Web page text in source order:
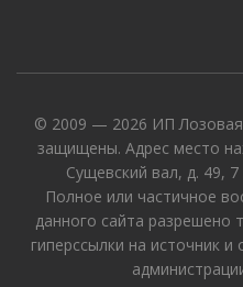
© 2009 — 2026 ИП Лозовая
защищены. Адрес место
Сущевский вал, д. 49,
Полное или частичное
данного сайта разрешено
гиперссылки на источник